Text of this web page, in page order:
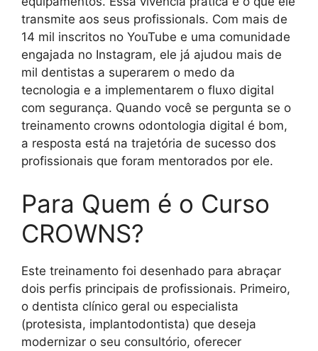
transmite aos seus profissionals. Com mais de
14 mil inscritos no YouTube e uma comunidade
engajada no Instagram, ele já ajudou mais de
mil dentistas a superarem o medo da
tecnologia e a implementarem o fluxo digital
com segurança. Quando você se pergunta se o
treinamento crowns odontologia digital é bom,
a resposta está na trajetória de sucesso dos
profissionais que foram mentorados por ele.
Para Quem é o Curso
CROWNS?
Este treinamento foi desenhado para abraçar
dois perfis principais de profissionais. Primeiro,
o dentista clínico geral ou especialista
(protesista, implantodontista) que deseja
modernizar o seu consultório, oferecer